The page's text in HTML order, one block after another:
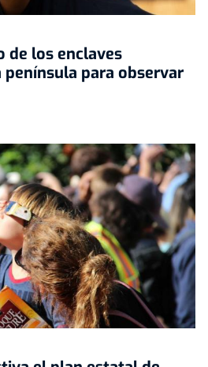
de los enclaves
para observar